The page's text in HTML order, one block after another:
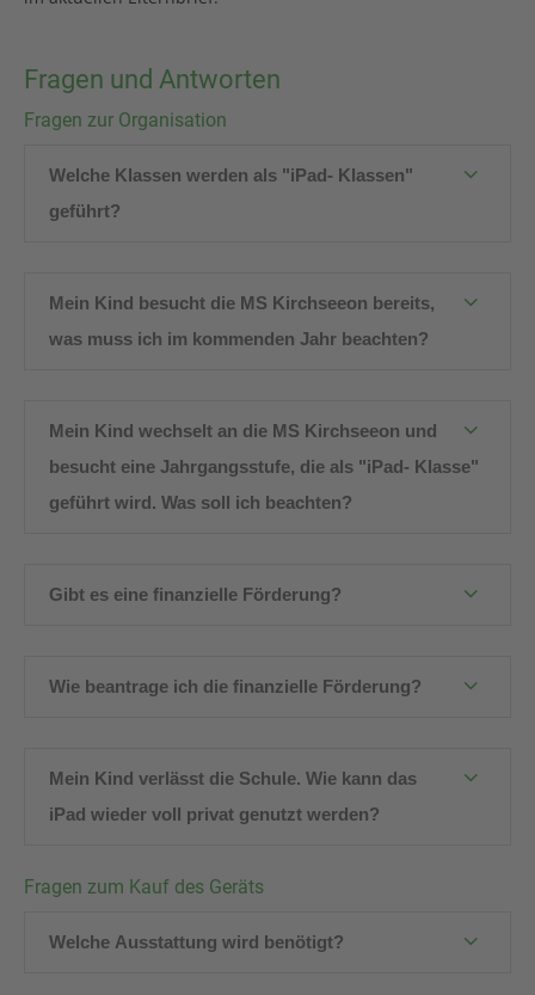
Fragen und Antworten
Fragen zur Organisation
Welche Klassen werden als "iPad- Klassen"
geführt?
Mein Kind besucht die MS Kirchseeon bereits,
was muss ich im kommenden Jahr beachten?
Mein Kind wechselt an die MS Kirchseeon und
besucht eine Jahrgangsstufe, die als "iPad- Klasse"
geführt wird. Was soll ich beachten?
Gibt es eine finanzielle Förderung?
Wie beantrage ich die finanzielle Förderung?
Mein Kind verlässt die Schule. Wie kann das
iPad wieder voll privat genutzt werden?
Fragen zum Kauf des Geräts
Welche Ausstattung wird benötigt?